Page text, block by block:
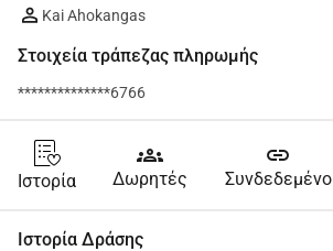
Kai Ahokangas
Στοιχεία τράπεζας πληρωμής
**************6766
Ιστορία
groups
Δωρητές
link
Συνδεδεμένο
Ιστορία Δράσης